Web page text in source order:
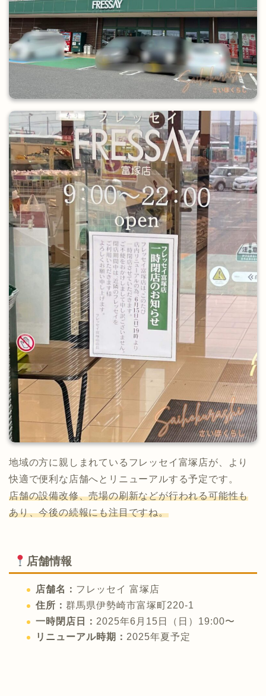
地域の方に親しまれているフレッセイ富塚店が、より
快適で便利な店舗へとリニューアルする予定です。
店舗の設備改修、売場の刷新などが行われる可能性も
あり、今後の続報にも注目ですね。
店舗情報
店舗名： フレッセイ 富塚店
住所： 群馬県伊勢崎市富塚町220-1
一時閉店日： 2025年6月15日（日）19:00〜
リニューアル時期： 2025年夏予定